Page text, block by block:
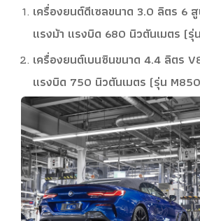
เครื่องยนต์ดีเซลขนาด 3.0 ลิตร 6
แรงม้า แรงบิด 680 นิวตันเมตร (
เครื่องยนต์เบนซินขนาด 4.4 ลิตร
แรงบิด 750 นิวตันเมตร (รุ่น